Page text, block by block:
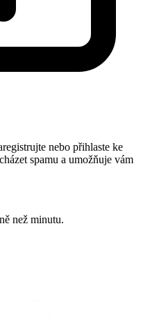
nebo přihlaste ke
spamu a umožňuje vám
než minutu.